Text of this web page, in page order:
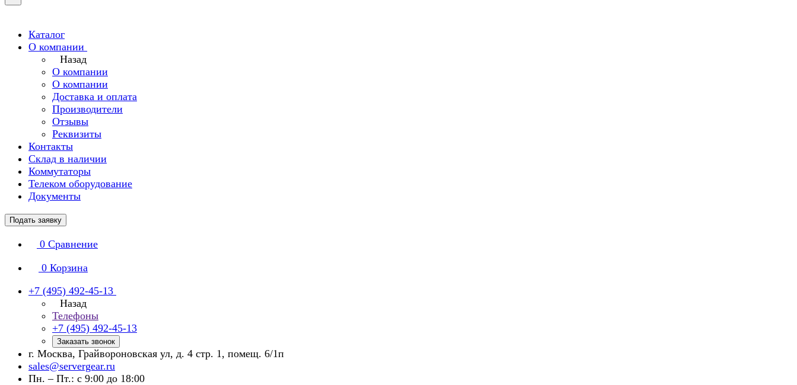
Каталог
О компании
Назад
О компании
О компании
Доставка и оплата
Производители
Отзывы
Реквизиты
Контакты
Склад в наличии
Коммутаторы
Телеком оборудование
Документы
Подать заявку
0 Сравнение
0 Корзина
+7 (495) 492-45-13
Назад
Телефоны
+7 (495) 492-45-13
Заказать звонок
г. Москва, Грайвороновская ул, д. 4 стр. 1, помещ. 6/1п
sales@servergear.ru
Пн. – Пт.: с 9:00 до 18:00